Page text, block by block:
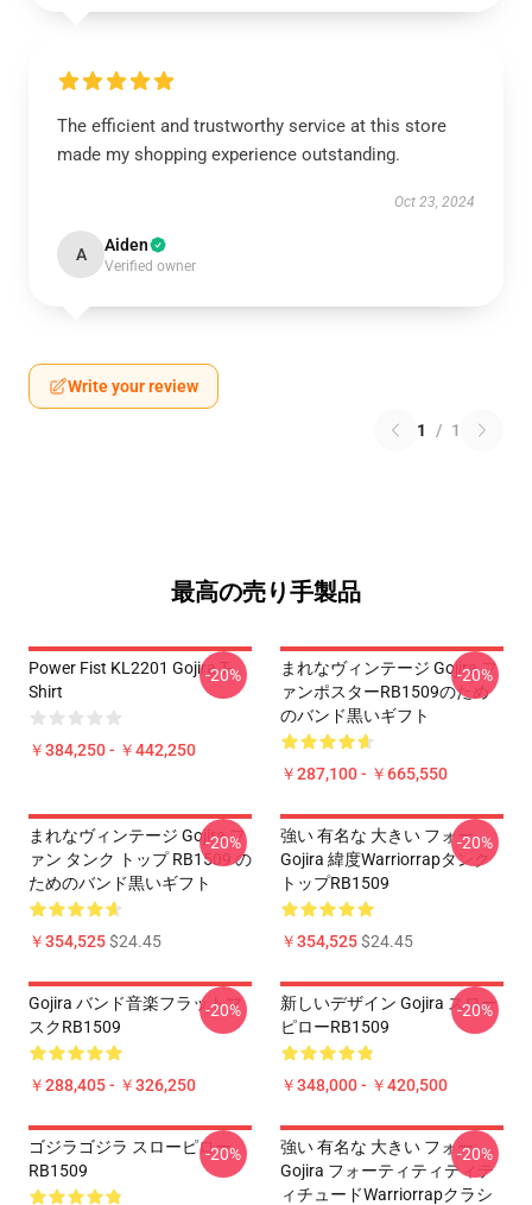
The efficient and trustworthy service at this store
made my shopping experience outstanding.
Oct 23, 2024
A Aiden
Verified owner
Write your review
1 / 1
最高の売り手製品
Power Fist KL2201 Gojira T-
Shirt
￥384,250 - ￥442,250
-20%
まれなヴィンテージ Gojira フ
ァンポスターRB1509のため
のバンド黒いギフト
￥287,100 - ￥665,550
-20%
まれなヴィンテージ Gojira フ
ァン タンク トップ RB1509 の
ためのバンド黒いギフト
￥354,525$24.45
-20%
強い 有名な 大きい フォー
Gojira 緯度Warriorrapタンク
トップRB1509
￥354,525$24.45
-20%
Gojira バンド音楽フラットマ
スクRB1509
￥288,405 - ￥326,250
-20%
新しいデザイン Gojira スロー
ピローRB1509
￥348,000 - ￥420,500
-20%
ゴジラゴジラ スローピロー
RB1509
-20%
強い 有名な 大きい フォー
Gojira フォーティティティテ
ィチュードWarriorrapクラシ
-20%